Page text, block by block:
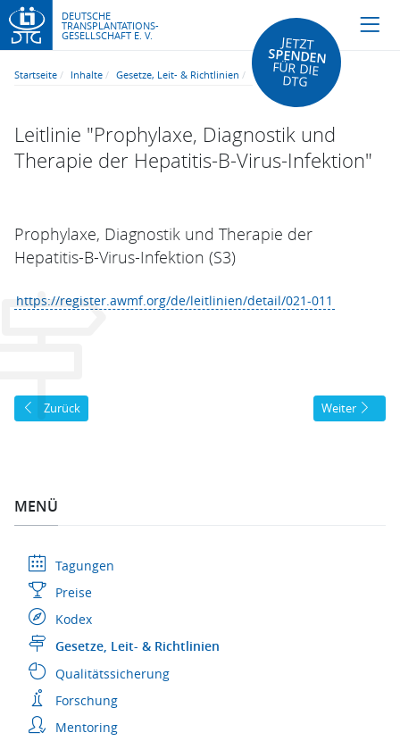
DEUTSCHE
TRANSPLANTATIONS-
GESELLSCHAFT E. V. JETZT
SPENDEN
FÜR DIE
DTG
Startseite Inhalte Gesetze, Leit- & Richtlinien
Leitlinie "Prophylaxe, Diagnostik und
Therapie der Hepatitis-B-Virus-Infektion"
Prophylaxe, Diagnostik und Therapie der
Hepatitis-B-Virus-Infektion (S3)
https://register.awmf.org/de/leitlinien/detail/021-011
Vorheriger Beitrag: Leitlinie "Virusinfektionen nach
Zurück Nächster
Weiter
MENÜ
Tagungen
Preise
Kodex
Gesetze, Leit- & Richtlinien
Qualitätssicherung
Forschung
Mentoring